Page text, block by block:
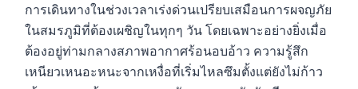
การเดินทางในช่วงเวลาเร่งด่วนเปรียบเสมือนการผจญภัย
ในสมรภูมิที่ต้องเผชิญในทุกๆ วัน โดยเฉพาะอย่างยิ่งเมื่อ
ต้องอยู่ท่ามกลางสภาพอากาศร้อนอบอ้าว ความรู้สึก
เหนียวเหนอะหนะจากเหงื่อที่เริ่มไหลซึมตั้งแต่ยังไม่ก้าว